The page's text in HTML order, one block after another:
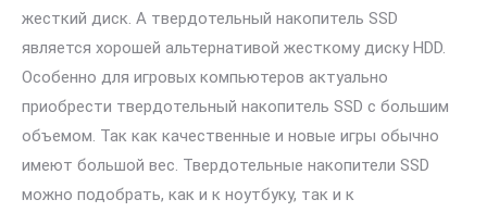
жесткий диск. А твердотельный накопитель SSD
является хорошей альтернативой жесткому диску HDD.
Особенно для игровых компьютеров актуально
приобрести твердотельный накопитель SSD с большим
объемом. Так как качественные и новые игры обычно
имеют большой вес. Твердотельные накопители SSD
можно подобрать, как и к ноутбуку, так и к